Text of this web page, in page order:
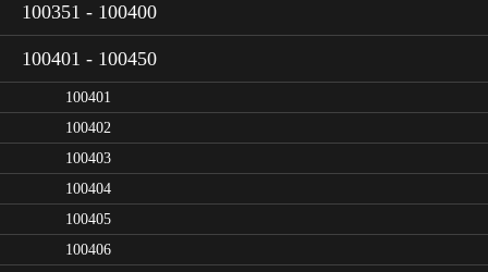
100351 - 100400
100401 - 100450
100401
100402
100403
100404
100405
100406